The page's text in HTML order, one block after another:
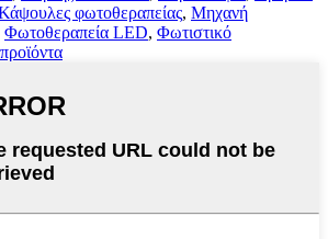
φωτοθεραπείας, Μηχανή
Φωτοθεραπεία LED, Φωτιστικό